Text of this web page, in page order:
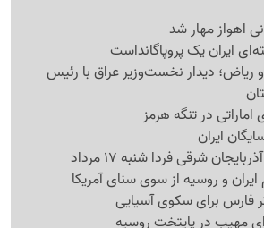
اهواز مهار شد
ایران یک پروپاگانداست
و ریاض؛ دیدار نخست‌وزیر عراق با رئیس
در تنگه هرمز
ایران
شرقی فردا شنبه 17 مرداد
و روسیه از سوی سنای آمریکا
فارس برای سکوی آسیایی
مهیب در پایتخت روسیه